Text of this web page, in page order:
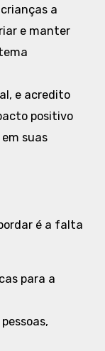
a
e manter
e acredito
positivo
suas
é a falta
para a